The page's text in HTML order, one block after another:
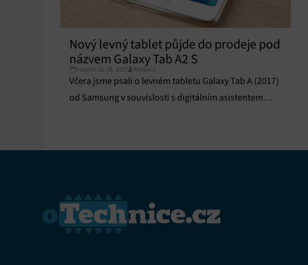
Funkce
Přiřazování a
Zajištění
Poskytování a
Nový levný tablet půjde do prodeje pod
názvem Galaxy Tab A2 S
Pondělí 28. 08. 2017 Redakce
Včera jsme psali o levném tabletu Galaxy Tab A (2017)
od Samsung v souvislosti s digitálním asistentem